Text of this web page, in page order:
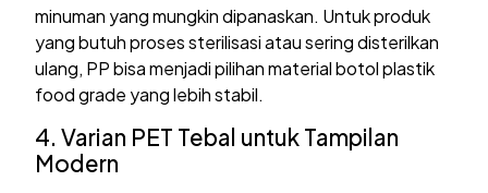
minuman yang mungkin dipanaskan. Untuk produk
yang butuh proses sterilisasi atau sering disterilkan
ulang, PP bisa menjadi pilihan material botol plastik
food grade yang lebih stabil.
4. Varian PET Tebal untuk Tampilan
Modern